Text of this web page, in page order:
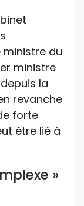
ministre du
ministre
la
revanche
forte
être lié à
»